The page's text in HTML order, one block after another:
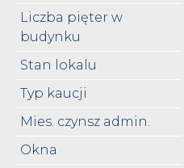
Liczba pięter w
budynku
Stan lokalu
Typ kaucji
Mies. czynsz admin.
Okna